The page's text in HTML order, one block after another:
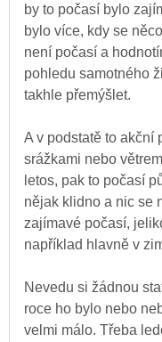
by to počasí bylo
bylo více, kdy se
není počasí a
pohledu samotného
takhle přemýšlet.
A v podstatě to akční
srážkami nebo
letos, pak to počasí
nějak klidno a nic se
zajímavé počasí,
například hlavně v
Nevedu si žádnou
roce ho bylo nebo
velmi málo. Třeba